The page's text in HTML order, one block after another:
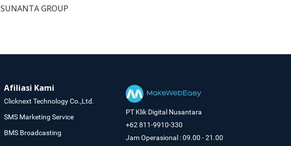
SUNANTA GROUP
Afiliasi Kami
Clicknext Technology Co.,Ltd.
SMS Marketing Service
BMS Broadcasting
PT Klik Digital Nusantara
+62 811-9910-330
Jam Operasional : 09.00 - 21.00